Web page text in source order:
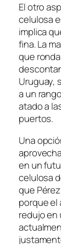
El otro
celulosa
implica
fina. La
que
Uruguay,
a un
atado a
puertos.
Una
en un
celulosa
que
porque el
redujo en